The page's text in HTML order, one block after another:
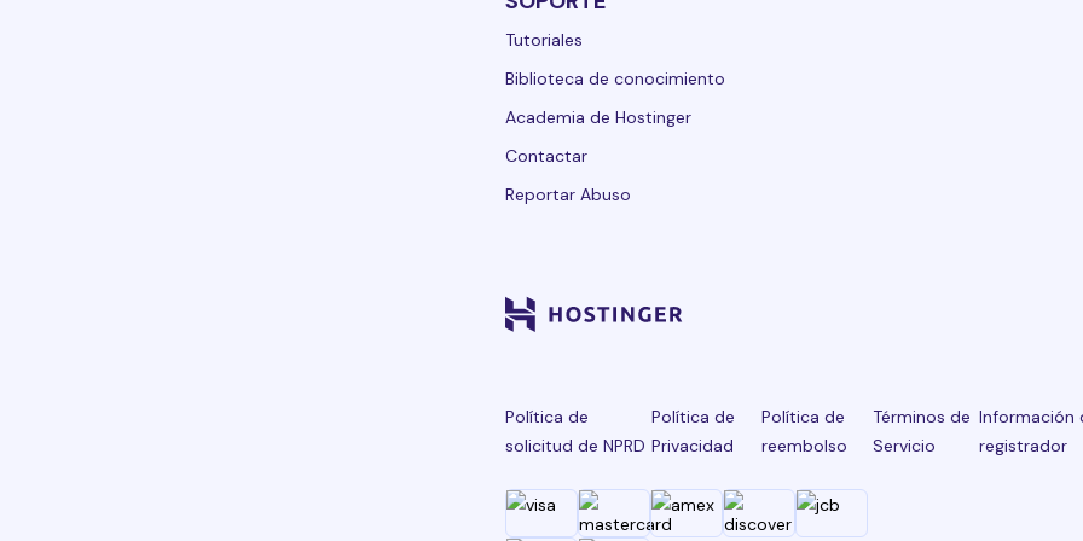
Tutoriales
Biblioteca de conocimiento
Academia de Hostinger
Contactar
Reportar Abuso
Política de
solicitud de NPRD
Política de
Privacidad
Política de
reembolso
Términos de
Servicio
Información
registrador